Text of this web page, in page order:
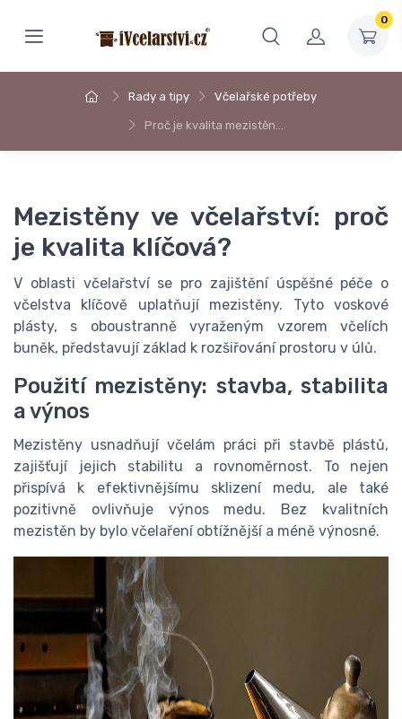
0
Rady a tipy Včelařské potřeby
Proč je kvalita mezistěn…
Mezistěny ve včelařství: proč
je kvalita klíčová?
V oblasti včelařství se pro zajištění úspěšné péče o
včelstva klíčově uplatňují mezistěny. Tyto voskové
plásty, s oboustranně vyraženým vzorem včelích
buněk, představují základ k rozšiřování prostoru v úlů.
Použití mezistěny: stavba, stabilita
a výnos
Mezistěny usnadňují včelám práci při stavbě plástů,
zajišťují jejich stabilitu a rovnoměrnost. To nejen
přispívá k efektivnějšímu sklizení medu, ale také
pozitivně ovlivňuje výnos medu. Bez kvalitních
mezistěn by bylo včelaření obtížnější a méně výnosné.